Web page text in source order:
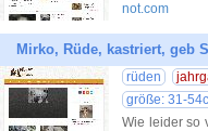
not.com
Mirko, Rüde, kastriert, geb
rüden
größe: 31-
Wie leider so